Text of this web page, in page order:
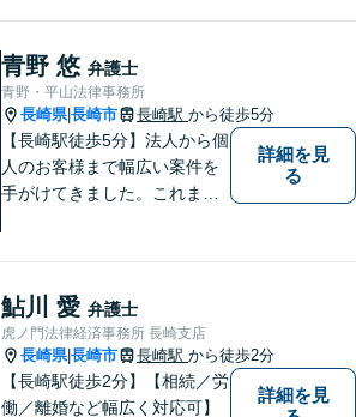
青野 悠 弁護士
青野・平山法律事務所
長崎県|長崎市 長崎駅 から徒歩5分
【長崎駅徒歩5分】法人から個
人のお客様まで幅広い案件を
手がけてきました。これまで
詳細を見
る
鮎川 愛 弁護士
虎ノ門法律経済事務所 長崎支店
長崎県|長崎市 長崎駅 から徒歩2分
【長崎駅徒歩2分】【相続／労
働／離婚など幅広く対応可】
詳細を見